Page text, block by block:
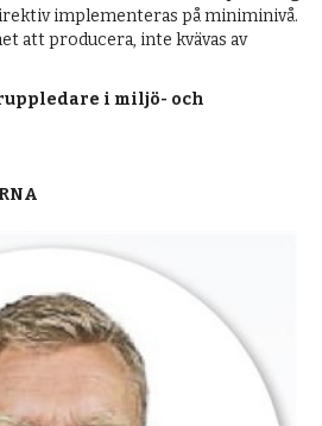
implementeras på miniminivå.
att producera, inte kvävas av
i miljö- och